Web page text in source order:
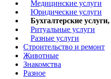
Медицинские услуги
Юридические услуги
Бухгалтерские услуги,
Ритуальные услуги
Разные услуги
Строительство и ремонт
Животные
Знакомства
Разное